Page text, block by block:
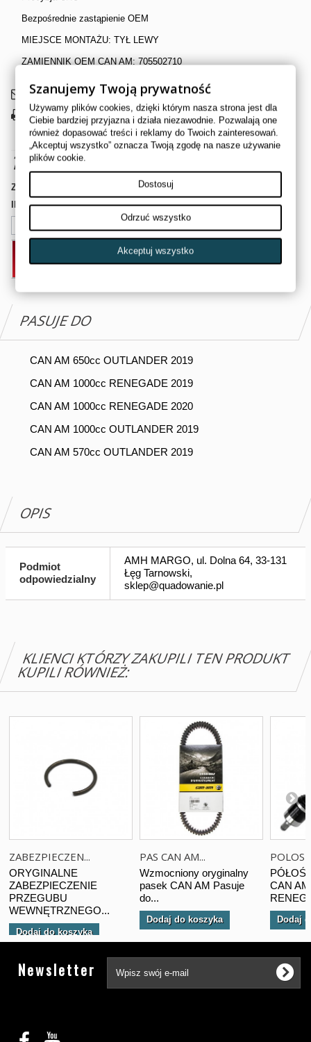
Bezpośrednie zastąpienie OEM
MIEJSCE MONTAŻU: TYŁ LEWY
ZAMIENNIK OEM CAN AM: 705502710
Wyślij do znajomego
Drukuj
1 015,00 złbrutto
Zamów z zewnętrznego magazynu
Ilość
PASUJE DO
CAN AM 650cc OUTLANDER 2019
CAN AM 1000cc RENEGADE 2019
CAN AM 1000cc RENEGADE 2020
CAN AM 1000cc OUTLANDER 2019
CAN AM 570cc OUTLANDER 2019
OPIS
Podmiot
odpowiedzialny
AMH MARGO, ul. Dolna 64, 33-131
Łęg Tarnowski,
sklep@quadowanie.pl
KLIENCI KTÓRZY ZAKUPILI TEN PRODUKT
KUPILI RÓWNIEŻ:
ZABEZPIECZEN...
ORYGINALNE
ZABEZPIECZENIE
PRZEGUBU
WEWNĘTRZNEGO...
Dodaj do koszyka
PAS CAN AM...
Wzmocniony oryginalny
pasek CAN AM Pasuje
do...
Dodaj do koszyka
POLOS
PÓŁOŚ
CAN
Dodaj
Newsletter
Szanujemy Twoją prywatność
Używamy plików cookies, dzięki którym nasza strona jest dla
Ciebie bardziej przyjazna i działa niezawodnie. Pozwalają one
również dopasować treści i reklamy do Twoich zainteresowań.
„Akceptuj wszystko” oznacza Twoją zgodę na nasze używanie
plików cookie.
Dostosuj
Odrzuć wszystko
Akceptuj wszystko